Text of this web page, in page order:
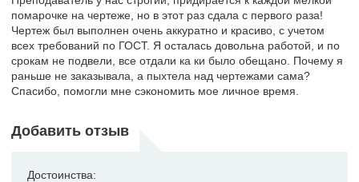
помарочке на чертеже, но в этот раз сдала с первого раза!
Чертеж был выполнен очень аккуратно и красиво, с учетом
всех требований по ГОСТ. Я осталась довольна работой, и по
срокам не подвели, все отдали ка ки было обещано. Почему я
раньше не заказывала, а пыхтела над чертежами сама?
Спасибо, помогли мне сэкономить мое личное время.
Добавить отзыв
Достоинства: